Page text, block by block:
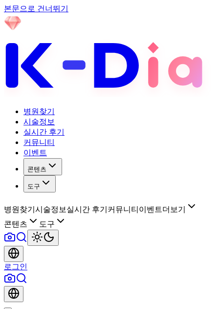
본문으로 건너뛰기
병원찾기
시술정보
실시간 후기
커뮤니티
이벤트
콘텐츠
도구
병원찾기 시술정보 실시간 후기 커뮤니티 이벤트더보기
콘텐츠
도구
로그인